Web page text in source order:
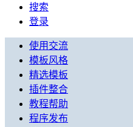
搜索
登录
使用交流
模板风格
精选模板
插件整合
教程帮助
程序发布